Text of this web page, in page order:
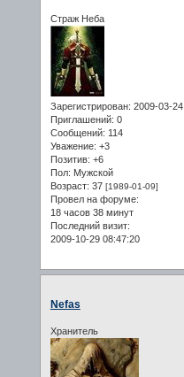
Страж Неба
Зарегистрирован: 2009-03-24
Приглашений: 0
Сообщений: 114
Уважение: +3
Позитив: +6
Пол: Мужской
Возраст: 37 [1989-01-09]
Провел на форуме:
18 часов 38 минут
Последний визит:
2009-10-29 08:47:20
Nefas
Хранитель